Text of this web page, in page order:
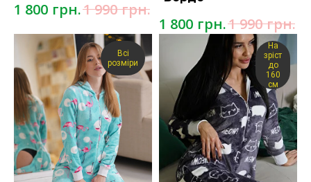
1 800 грн.1 990 грн.
1 800 грн.1 990 грн.
Всі
розміри
На
зріст
до
160
см